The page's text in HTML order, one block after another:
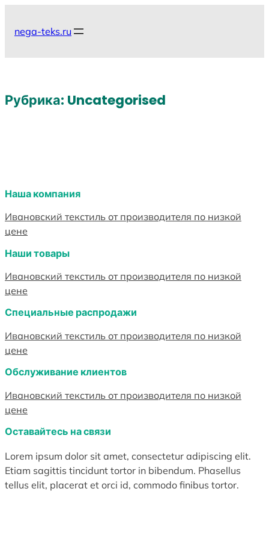
содержимому
nega-teks.ru
Рубрика: Uncategorised
Наша компания
Ивановский текстиль от производителя по низкой
цене
Наши товары
Ивановский текстиль от производителя по низкой
цене
Специальные распродажи
Ивановский текстиль от производителя по низкой
цене
Обслуживание клиентов
Ивановский текстиль от производителя по низкой
цене
Оставайтесь на связи
Lorem ipsum dolor sit amet, consectetur adipiscing elit.
Etiam sagittis tincidunt tortor in bibendum. Phasellus
tellus elit, placerat et orci id, commodo finibus tortor.